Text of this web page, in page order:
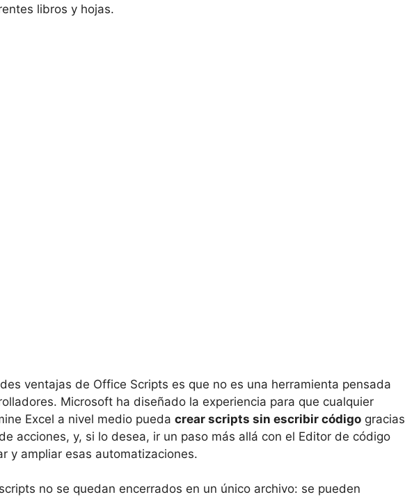
libros y hojas.
ventajas de Office Scripts es que no es una herramienta pensada
Microsoft ha diseñado la experiencia para que cualquier
Excel a nivel medio pueda crear scripts sin escribir código gracias
acciones, y, si lo desea, ir un paso más allá con el Editor de código
y ampliar esas automatizaciones.
no se quedan encerrados en un único archivo: se pueden